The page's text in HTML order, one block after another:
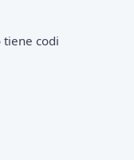
tiene codi